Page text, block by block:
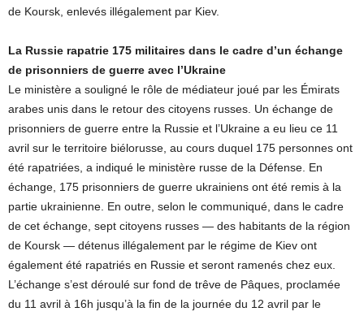
de Koursk, enlevés illégalement par Kiev.
La Russie rapatrie 175 militaires dans le cadre d’un échange
de prisonniers de guerre avec l’Ukraine
Le ministère a souligné le rôle de médiateur joué par les Émirats
arabes unis dans le retour des citoyens russes. Un échange de
prisonniers de guerre entre la Russie et l’Ukraine a eu lieu ce 11
avril sur le territoire biélorusse, au cours duquel 175 personnes ont
été rapatriées, a indiqué le ministère russe de la Défense. En
échange, 175 prisonniers de guerre ukrainiens ont été remis à la
partie ukrainienne. En outre, selon le communiqué, dans le cadre
de cet échange, sept citoyens russes — des habitants de la région
de Koursk — détenus illégalement par le régime de Kiev ont
également été rapatriés en Russie et seront ramenés chez eux.
L’échange s’est déroulé sur fond de trêve de Pâques, proclamée
du 11 avril à 16h jusqu’à la fin de la journée du 12 avril par le